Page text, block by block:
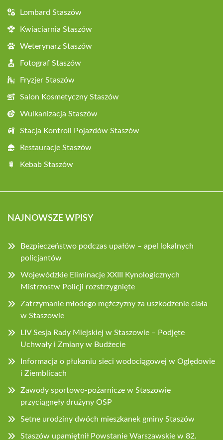
Lombard Staszów
Kwiaciarnia Staszów
Weterynarz Staszów
Fotograf Staszów
Fryzjer Staszów
Salon Kosmetyczny Staszów
Wulkanizacja Staszów
Stacja Kontroli Pojazdów Staszów
Restauracje Staszów
Kebab Staszów
NAJNOWSZE WPISY
Bezpieczeństwo podczas upałów – apel lokalnych
policjantów
Wojewódzkie Eliminacje XXIII Kynologicznych
Mistrzostw Policji rozstrzygnięte
Zatrzymanie młodego mężczyzny za uszkodzenie ciała
w Staszowie
LIV Sesja Rady Miejskiej w Staszowie – Podjęte
Uchwały i Zmiany w Budżecie
Informacja o płukaniu sieci wodociągowej w Oględowie
i Ziemblicach
Zawody sportowo-pożarnicze w Staszowie
przyciągnęły drużyny OSP
Setne urodziny dwóch mieszkanek gminy Staszów
Staszów upamiętnił Powstanie Warszawskie w 82.